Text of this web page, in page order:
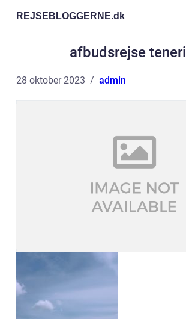
REJSEBLOGGERNE.dk
afbudsrejse
28 oktober 2023 admin